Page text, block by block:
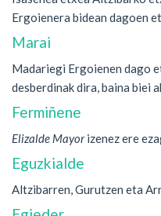
Ergoienera bidean dagoen
Marai
Madariegi Ergoienen dago
desberdinak dira, baina biei
Fermiñene
Elizalde Mayorizenez ere
Eguzkialde
Altzibarren, Gurutzen eta